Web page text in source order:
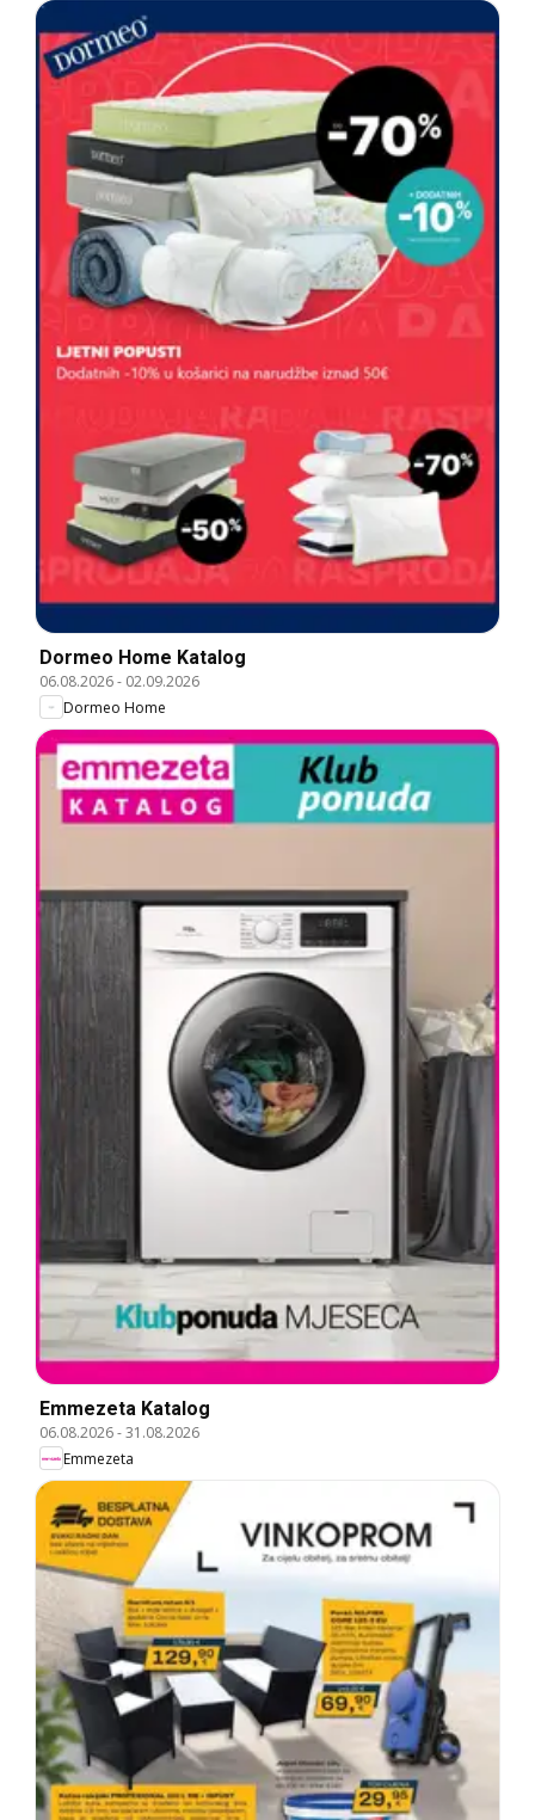
Dormeo Home Katalog
06.08.2026- 02.09.2026
Dormeo Home
Emmezeta Katalog
06.08.2026-31.08.2026
Emmezeta